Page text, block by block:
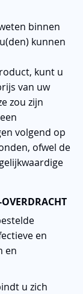
binnen
kunnen
kunt u
van uw
zou zijn
volgend op
ofwel de
en
en
u zich